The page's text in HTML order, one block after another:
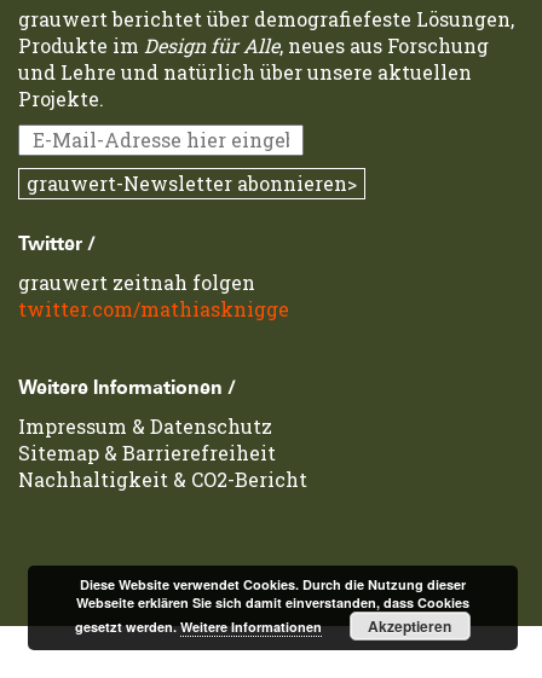
grauwert berichtet über demografiefeste Lösungen,
Produkte im Design für Alle, neues aus Forschung
und Lehre und natürlich über unsere aktuellen
Projekte.
Twitter /
grauwert zeitnah folgen
twitter.com/mathiasknigge
Weitere Informationen /
Impressum & Datenschutz
Sitemap & Barrierefreiheit
Nachhaltigkeit & CO2-Bericht
Diese Website verwendet Cookies. Durch die Nutzung dieser
Webseite erklären Sie sich damit einverstanden, dass Cookies
gesetzt werden.Weitere Informationen Akzeptieren